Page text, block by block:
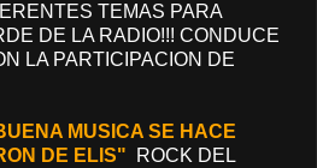
TEMAS PARA
DE LA RADIO!!! CONDUCE
LA PARTICIPACION DE
MUSICA SE HACE
DE ELIS"
ROCK DEL